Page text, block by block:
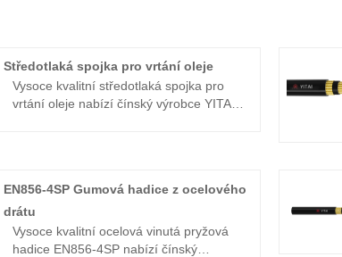
Středotlaká spojka pro vrtání oleje
Vysoce kvalitní středotlaká spojka pro
vrtání oleje nabízí čínský výrobce YITAI.
staneme vaším dlouhodobým partnerem
v Číně.
EN856-4SP Gumová hadice z ocelového
drátu
Vysoce kvalitní ocelová vinutá pryžová
hadice EN856-4SP nabízí čínský